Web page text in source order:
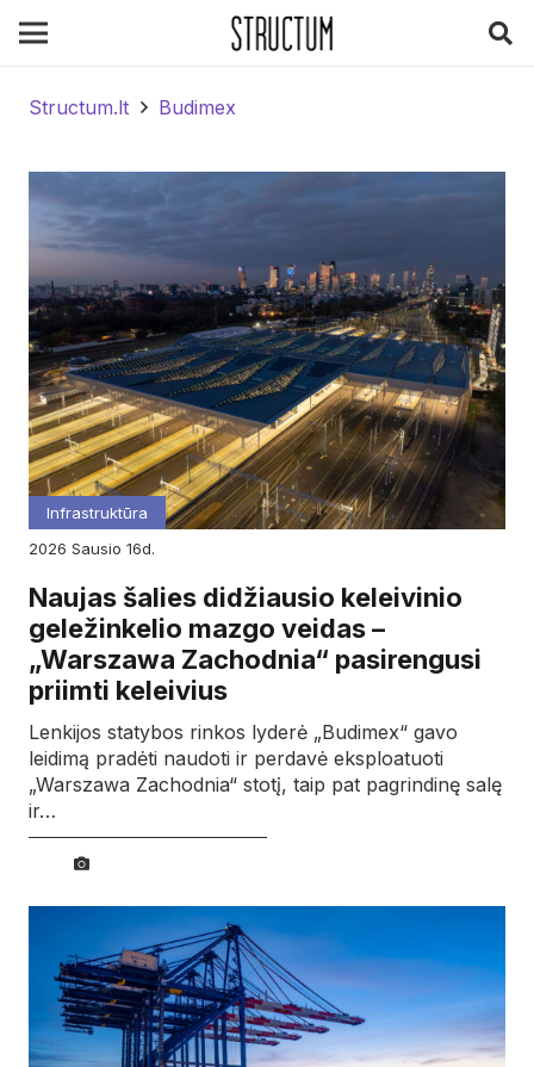
Structum.lt Budimex
Infrastruktūra
2026
sausio 16d.
Naujas šalies didžiausio keleivinio
geležinkelio mazgo veidas –
„Warszawa Zachodnia“ pasirengusi
priimti keleivius
Lenkijos statybos rinkos lyderė „Budimex“ gavo
leidimą pradėti naudoti ir perdavė eksploatuoti
„Warszawa Zachodnia“ stotį, taip pat pagrindinę salę
ir…